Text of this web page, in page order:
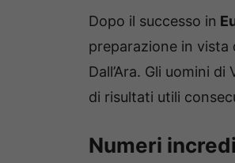
Dopo il successo in
preparazione in vista
Dall’Ara. Gli uomini
di risultati utili
Numeri